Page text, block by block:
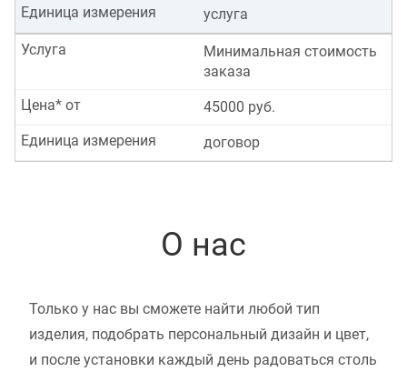
услуга
Единица измерения
Минимальная стоимость
заказа
Услуга
45000 руб.
Цена* от
договор
Единица измерения
О нас
Только у нас вы сможете найти любой тип
изделия, подобрать персональный дизайн и цвет,
и после установки каждый день радоваться столь